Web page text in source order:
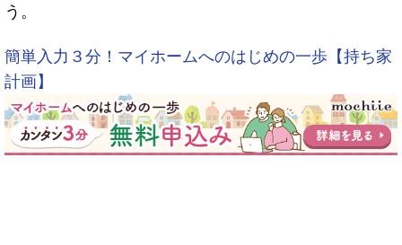
う。
簡単入力３分！マイホームへのはじめの一歩【持ち家
計画】